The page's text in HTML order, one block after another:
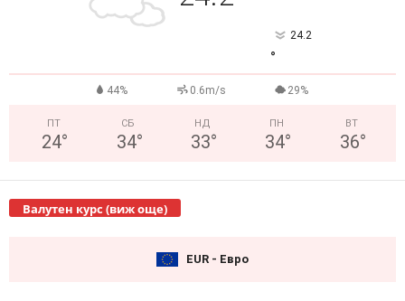
24.2
°
44% 0.6m/s 29%
ПТ
24°
СБ
34°
НД
33°
ПН
34°
ВТ
36°
Валутен курс (виж още)
EUR - Евро